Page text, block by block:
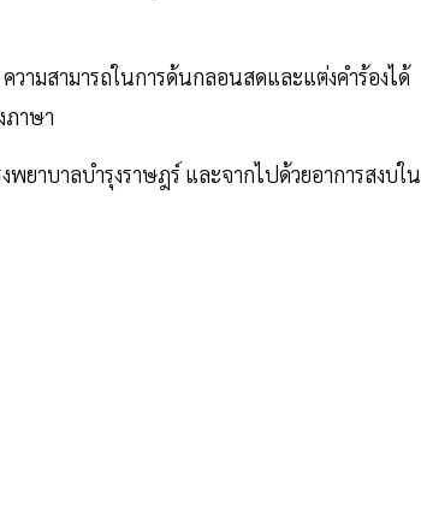
ามสามารถในการด้นกลอนสดและแต่งคำร้องได้
ภาษา
ยาบาลบำรุงราษฎร์ และจากไปด้วยอาการสงบใน